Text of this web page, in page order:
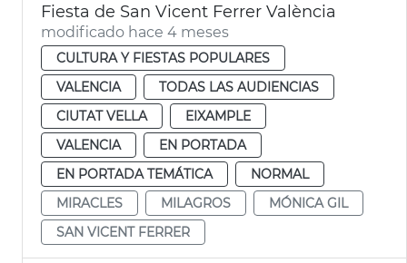
Fiesta de San Vicent Ferrer València
modificado hace 4 meses
CULTURA Y FIESTAS POPULARES
VALENCIA
TODAS LAS AUDIENCIAS
CIUTAT VELLA
EIXAMPLE
VALENCIA
EN PORTADA
EN PORTADA TEMÁTICA
NORMAL
MIRACLES
MILAGROS
MÓNICA GIL
SAN VICENT FERRER